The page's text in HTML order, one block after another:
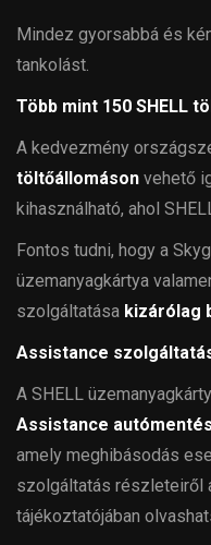
Mindez gyorsabbá és
tankolást.
Több mint 150 SHELL
A kedvezmény
töltőállomáson vehető
kihasználható, ahol
Fontos tudni, hogy a
üzemanyagkártya
szolgáltatása kizárólag
Assistance
A SHELL
Assistance
amely meghibásodás
szolgáltatás részleteiről
tájékoztatójában